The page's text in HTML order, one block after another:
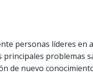
personas líderes en
principales problemas
de nuevo